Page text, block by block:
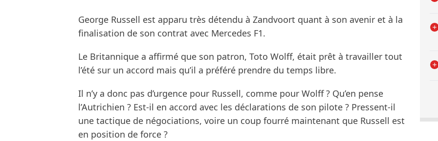
George Russell est apparu très détendu à Zandvoort quant à son avenir et à la
finalisation de son contrat avec Mercedes F1.
Le Britannique a affirmé que son patron, Toto Wolff, était prêt à travailler tout
l’été sur un accord mais qu’il a préféré prendre du temps libre.
Il n’y a donc pas d’urgence pour Russell, comme pour Wolff ? Qu’en pense
l’Autrichien ? Est-il en accord avec les déclarations de son pilote ? Pressent-il
une tactique de négociations, voire un coup fourré maintenant que Russell est
en position de force ?